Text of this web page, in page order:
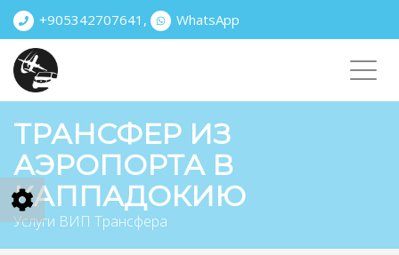
+905342707641 , WhatsApp
ТРАНСФЕР ИЗ
АЭРОПОРТА В
КАППАДОКИЮ
Услуги ВИП Трансфера